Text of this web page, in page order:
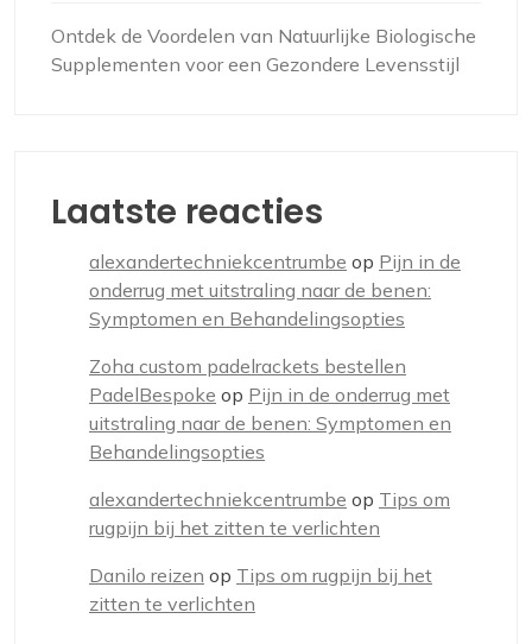
Ontdek de Voordelen van Natuurlijke Biologische
Supplementen voor een Gezondere Levensstijl
Laatste reacties
alexandertechniekcentrumbe op Pijn in de
onderrug met uitstraling naar de benen:
Symptomen en Behandelingsopties
Zoha custom padelrackets bestellen
PadelBespoke op Pijn in de onderrug met
uitstraling naar de benen: Symptomen en
Behandelingsopties
alexandertechniekcentrumbe op Tips om
rugpijn bij het zitten te verlichten
Danilo reizen op Tips om rugpijn bij het
zitten te verlichten